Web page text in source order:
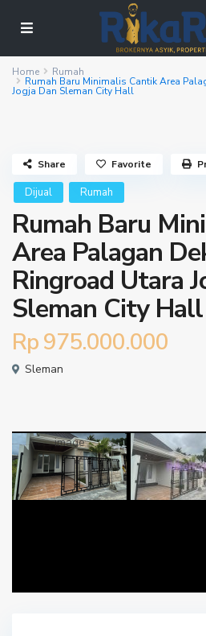
Home Rumah
Rumah Baru Minimalis Cantik Area
Jogja Dan Sleman City Hall
Dijual Rumah
Rumah Baru
Area Palagan
Ringroad Utara
Sleman City Hall
Rp 975.000.000
Sleman
Share Favorite